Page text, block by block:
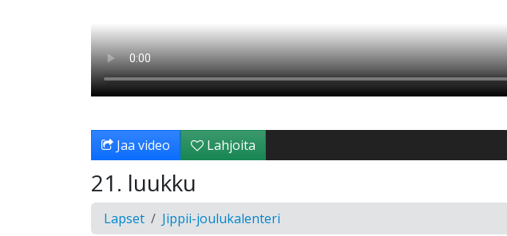
Jaa video Lahjoita
21. luukku
Lapset Jippii-joulukalenteri